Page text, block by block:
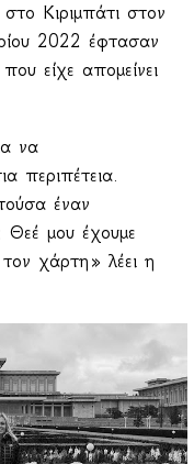
Κιριμπάτι στον
2022 έφτασαν
είχε απομείνει
να
περιπέτεια.
έναν
μου έχουμε
χάρτη» λέει η